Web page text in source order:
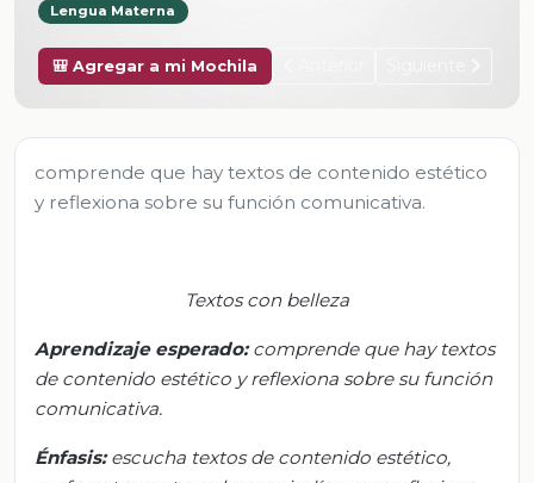
Lengua Materna
🎒 Agregar a mi Mochila
comprende que hay textos de contenido estético
y reflexiona sobre su función comunicativa.
Textos con belleza
Aprendizaje esperado:comprende que hay textos
de contenido estético y reflexiona sobre su función
comunicativa.
Énfasis: escucha textos de contenido estético,